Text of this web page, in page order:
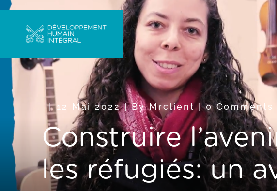
12 Mai 2022| ByMrclient | 0 Comments
Construire
les réfugiés: un